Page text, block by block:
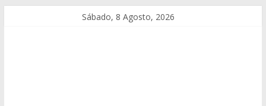
Sábado, 8 Agosto, 2026